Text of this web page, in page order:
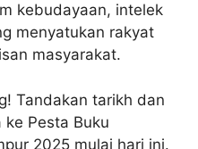
kebudayaan, intelek
menyatukan rakyat
masyarakat.
Tandakan tarikh dan
Pesta Buku
2025 mulai hari ini.